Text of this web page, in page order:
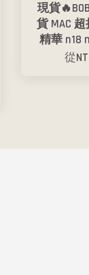
現貨
貨 MAC
精華 n18
從